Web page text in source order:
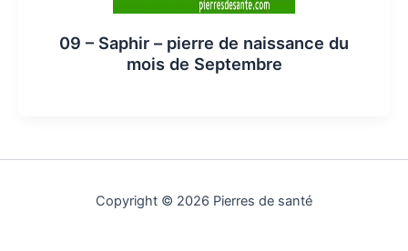
09 – Saphir – pierre de naissance du
mois de Septembre
Copyright © 2026 Pierres de santé